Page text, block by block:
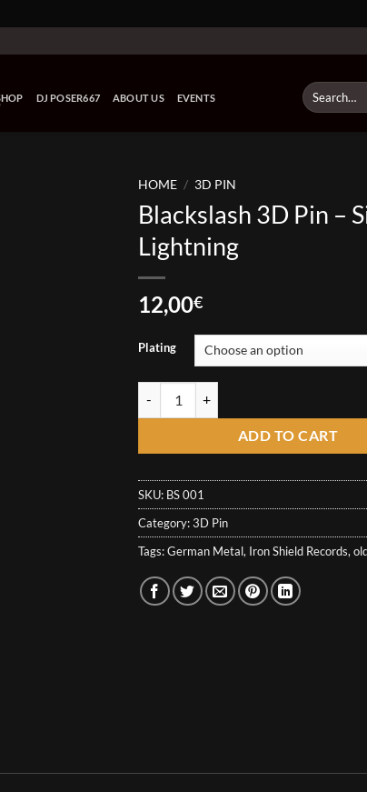
DJ POSER667 ABOUT US EVENTS
Search
for:
HOME / 3D PIN
Blackslash 3D Pin –
Lightning
12,00€
Plating
ADD TO CART
SKU: BS 001
Category:3D Pin
Tags:German Metal, Iron Shield Records,